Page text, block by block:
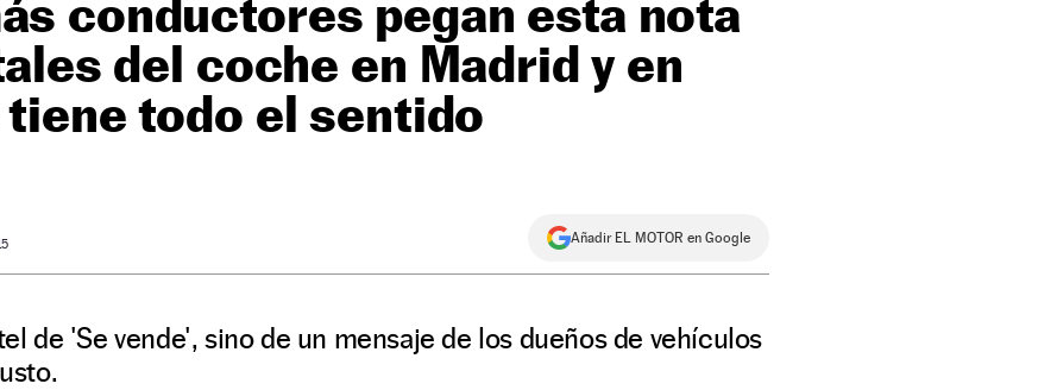
conductores pegan esta nota
del coche en Madrid y en
todo el sentido
Añadir EL MOTOR en Google
de 'Se vende', sino de un mensaje de los dueños de vehículos